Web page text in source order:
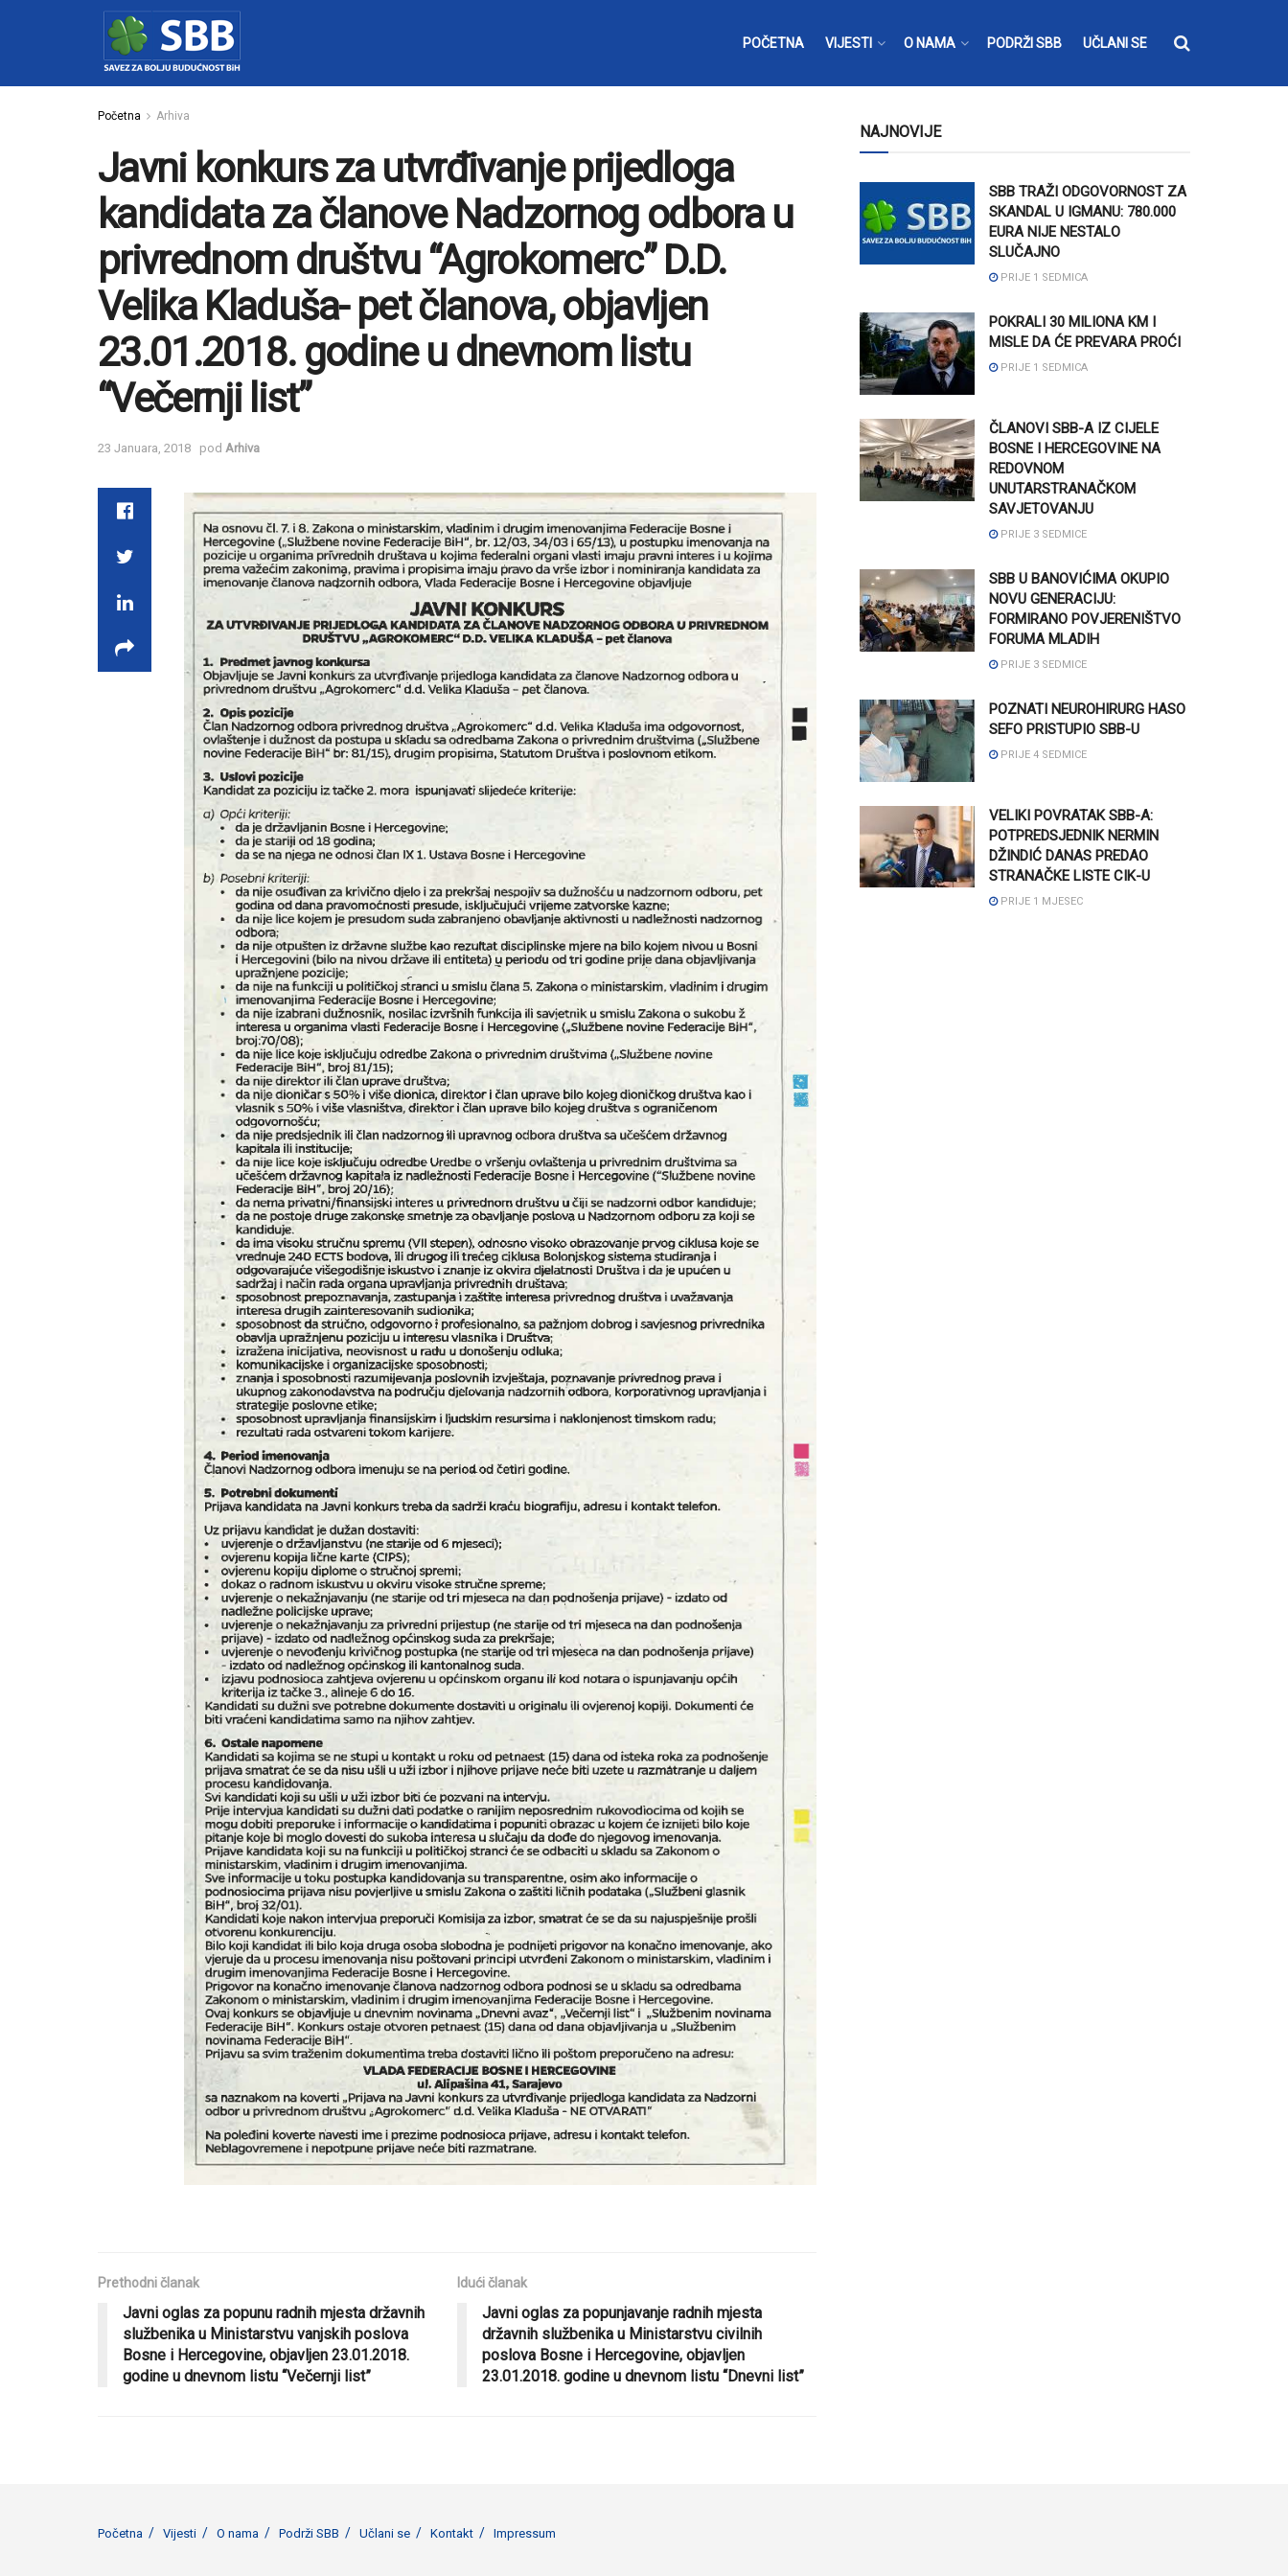
POČETNA VIJESTI O NAMA PODRŽI SBB UČLANI SE
Početna Arhiva
Javni konkurs za utvrđivanje prijedloga
kandidata za članove Nadzornog odbora u
privrednom društvu “Agrokomerc” D.D.
Velika Kladuša- pet članova, objavljen
23.01.2018. godine u dnevnom listu
“Večernji list”
23 Januara, 2018 pod Arhiva
Prethodni članak
Javni oglas za popunu radnih mjesta državnih
službenika u Ministarstvu vanjskih poslova
Bosne i Hercegovine, objavljen 23.01.2018.
godine u dnevnom listu “Večernji list”
Idući članak
Javni oglas za popunjavanje radnih mjesta
državnih službenika u Ministarstvu civilnih
poslova Bosne i Hercegovine, objavljen
23.01.2018. godine u dnevnom listu “Dnevni list”
NAJNOVIJE
SBB TRAŽI ODGOVORNOST ZA
SKANDAL U IGMANU: 780.000
EURA NIJE NESTALO
SLUČAJNO
PRIJE 1 SEDMICA
POKRALI 30 MILIONA KM I
MISLE DA ĆE PREVARA PROĆI
PRIJE 1 SEDMICA
ČLANOVI SBB-A IZ CIJELE
BOSNE I HERCEGOVINE NA
REDOVNOM
UNUTARSTRANAČKOM
SAVJETOVANJU
PRIJE 3 SEDMICE
SBB U BANOVIĆIMA OKUPIO
NOVU GENERACIJU:
FORMIRANO POVJERENIŠTVO
FORUMA MLADIH
PRIJE 3 SEDMICE
POZNATI NEUROHIRURG HASO
SEFO PRISTUPIO SBB-U
PRIJE 4 SEDMICE
VELIKI POVRATAK SBB-A:
POTPREDSJEDNIK NERMIN
DŽINDIĆ DANAS PREDAO
STRANAČKE LISTE CIK-U
PRIJE 1 MJESEC
Početna Vijesti O nama Podrži SBB Učlani se Kontakt Impressum